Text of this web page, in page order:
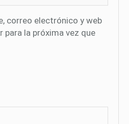
correo electrónico y web
para la próxima vez que